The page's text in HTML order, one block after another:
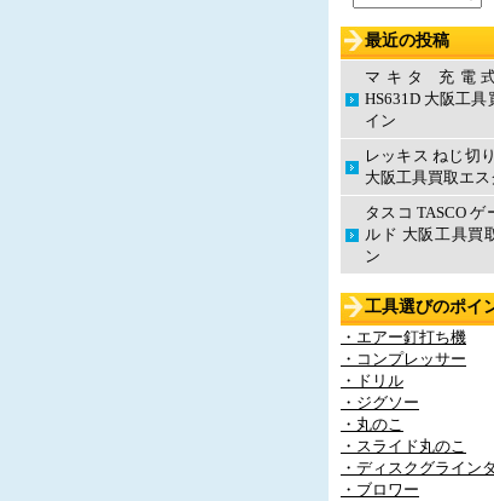
最近の投稿
マキタ 充電
HS631D 大阪工具
イン
レッキス ねじ切
大阪工具買取エス
タスコ TASCO ゲ
ルド 大阪工具買
ン
工具選びのポイ
・エアー釘打ち機
・コンプレッサー
・ドリル
・ジグソー
・丸のこ
・スライド丸のこ
・ディスクグライン
・ブロワー